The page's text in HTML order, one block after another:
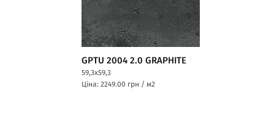
GPTU 2004 2.0 GRAPHITE
59,3x59,3
Ціна: 2249.00 грн / м2